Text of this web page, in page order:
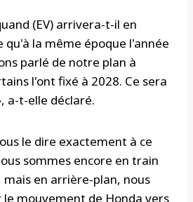
(EV) arrivera-t-il en
qu'à la même époque l'année
parlé de notre plan à
l'ont fixé à 2028. Ce sera
a-t-elle déclaré.
le dire exactement à ce
sommes encore en train
en arrière-plan, nous
mouvement de Honda vers